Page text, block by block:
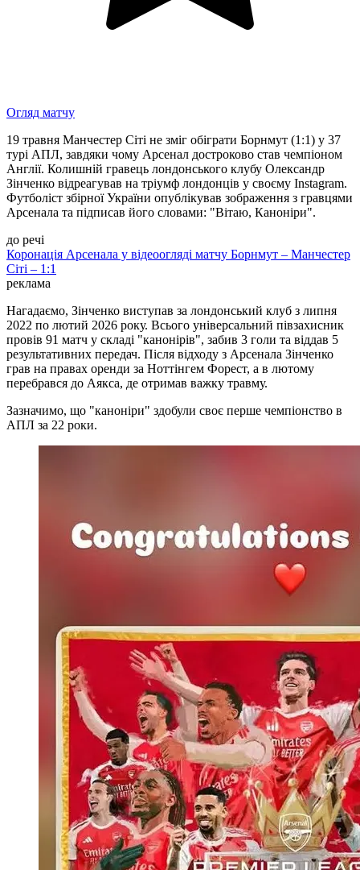
Огляд матчу
19 травня Манчестер Сіті не зміг обіграти Борнмут (1:1) у 37
турі АПЛ, завдяки чому Арсенал достроково став чемпіоном
Англії. Колишній гравець лондонського клубу Олександр
Зінченко відреагував на тріумф лондонців у своєму Instagram.
Футболіст збірної України опублікував зображення з гравцями
Арсенала та підписав його словами: "Вітаю, Каноніри".
до речі
Коронація Арсенала у відеоогляді матчу Борнмут – Манчестер
Сіті – 1:1
реклама
Нагадаємо, Зінченко виступав за лондонський клуб з липня
2022 по лютий 2026 року. Всього універсальний півзахисник
провів 91 матч у складі "канонірів", забив 3 голи та віддав 5
результативних передач. Після відходу з Арсенала Зінченко
грав на правах оренди за Ноттінгем Форест, а в лютому
перебрався до Аякса, де отримав важку травму.
Зазначимо, що "каноніри" здобули своє перше чемпіонство в
АПЛ за 22 роки.